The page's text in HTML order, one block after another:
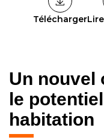
Télécharger
Un nouvel
le
habitation